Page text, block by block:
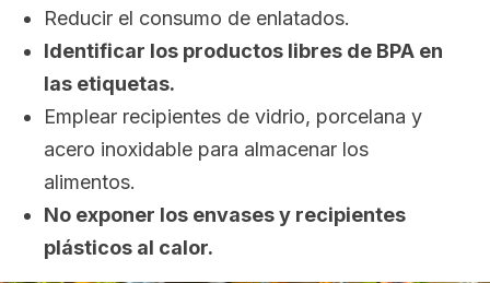
Reducir el consumo de enlatados.
Identificar los productos libres de BPA en
las etiquetas.
Emplear recipientes de vidrio, porcelana y
acero inoxidable para almacenar los
alimentos.
No exponer los envases y recipientes
plásticos al calor.